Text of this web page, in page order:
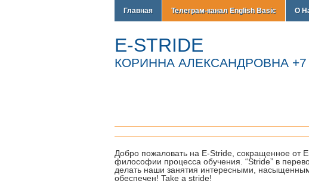
Главная Телеграм-канал English Basic О
E-STRIDE
КОРИННА АЛЕКСАНДРОВНА +7
Добро пожаловать на E-Stride, сокращенное от
философии процесса обучения. “Stride” в
делать наши занятия интересными,
обеспечен! Take a stride!